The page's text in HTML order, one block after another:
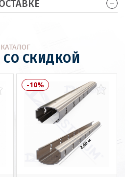
КАТАЛОГ
СКИДКОЙ
-10%